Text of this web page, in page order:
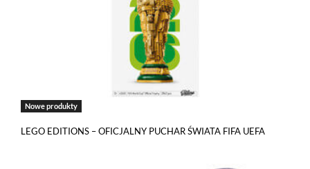
Nowe produkty
LEGO EDITIONS – OFICJALNY PUCHAR ŚWIATA FIFA UEFA